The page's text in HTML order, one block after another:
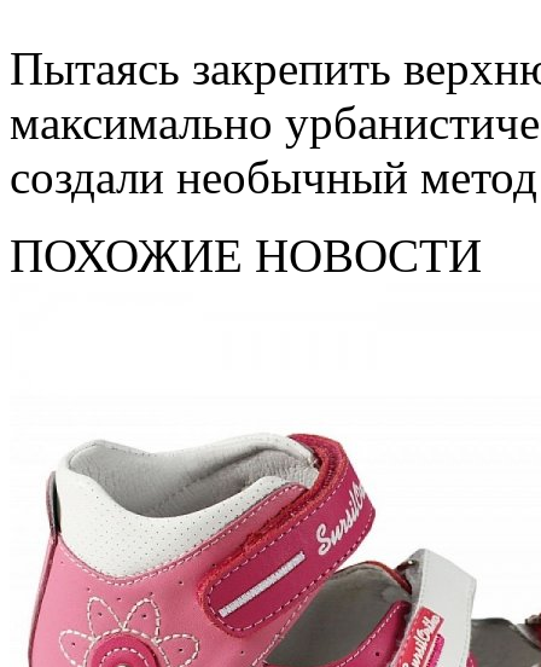
Пытаясь закрепить
максимально
создали необычный
ПОХОЖИЕ НОВОСТИ